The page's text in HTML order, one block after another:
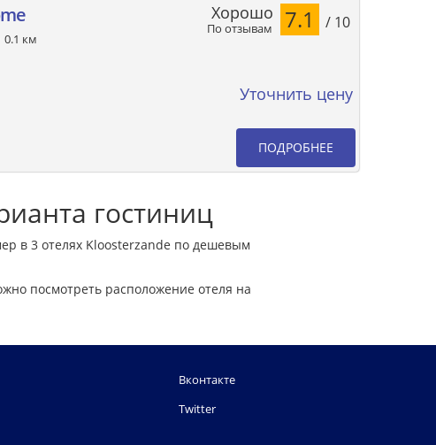
0.1 км
По отзывам
Хорошо 7.1 / 10
Уточнить цену
ПОДРОБНЕЕ
гостиниц
в 3 отелях Kloosterzande по дешевым
посмотреть расположение отеля на
Вконтакте
Twitter